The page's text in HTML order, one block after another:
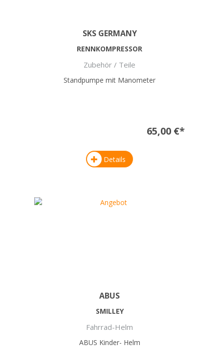
SKS GERMANY
RENNKOMPRESSOR
Zubehör / Teile
Standpumpe mit Manometer
65,00 €*
Details
ABUS
SMILLEY
Fahrrad-Helm
ABUS Kinder- Helm